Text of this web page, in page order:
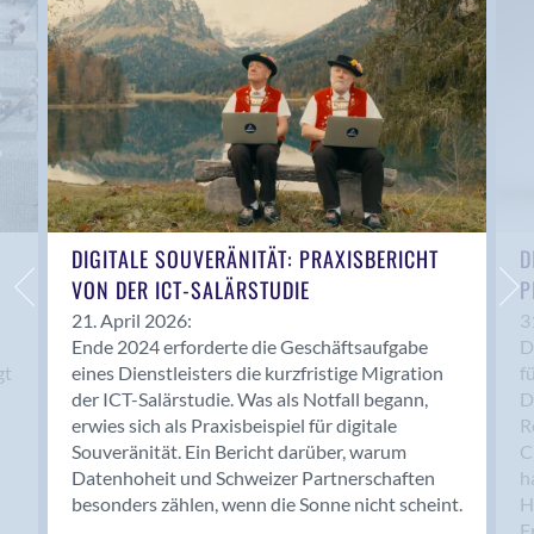
Anwil
Appenzell
Au SG
Baar
Baden
Balsthal
Balzers
Basel
Bassersdorf
Belp
Bendern
Benken (SG)
Bergdietikon
Berlin
Bern
Bern - Liebefeld
DIGITALE SOUVERÄNITÄT: PRAXISBERICHT
VON DER ICT-SALÄRSTUDIE
21. April 2026:
Ende 2024 erforderte die Geschäftsaufgabe
eines Dienstleisters die kurzfristige Migration
der ICT-Salärstudie. Was als Notfall begann,
erwies sich als Praxisbeispiel für digitale
Souveränität. Ein Bericht darüber, warum
Datenhoheit und Schweizer Partnerschaften
besonders zählen, wenn die Sonne nicht scheint.